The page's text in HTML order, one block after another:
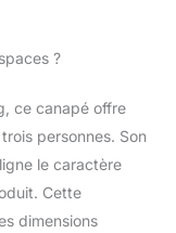
?
ce canapé offre
personnes. Son
le caractère
Cette
dimensions